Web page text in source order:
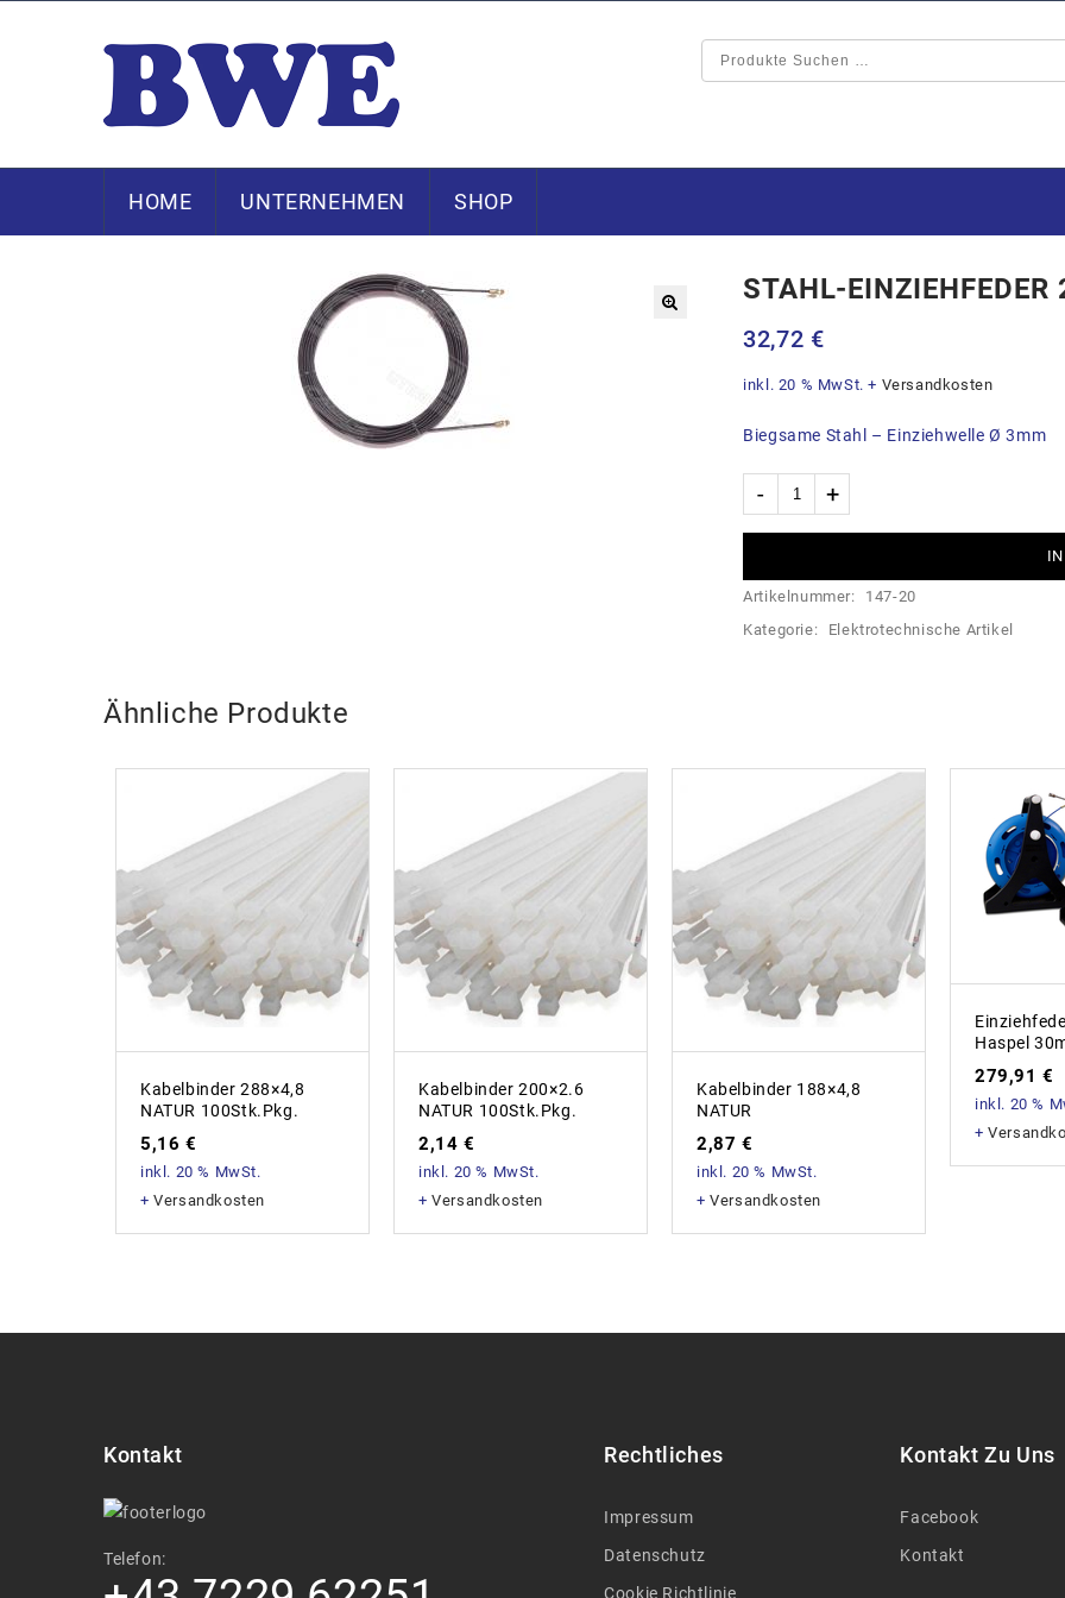
HOME UNTERNEHMEN SHOP
STAHL-EINZIEHFEDER
32,72 €
inkl. 20 % MwSt. + Versandkosten
Biegsame Stahl – Einziehwelle Ø 3mm
IN
Artikelnummer:
147-20
Kategorie:
Elektrotechnische Artikel
Ähnliche Produkte
Kabelbinder 288×4,8
NATUR 100Stk.Pkg.
5,16 €
inkl. 20 % MwSt.
+Versandkosten
Kabelbinder 200×2.6
NATUR 100Stk.Pkg.
2,14 €
inkl. 20 % MwSt.
+Versandkosten
Kabelbinder 188×4,8
NATUR
2,87 €
inkl. 20 % MwSt.
+Versandkosten
Haspel
279,91€
inkl. 20 %
+
Kontakt
Telefon:
Rechtliches
Impressum
Datenschutz
Cookie Richtlinie
Kontakt Zu Uns
Facebook
Kontakt